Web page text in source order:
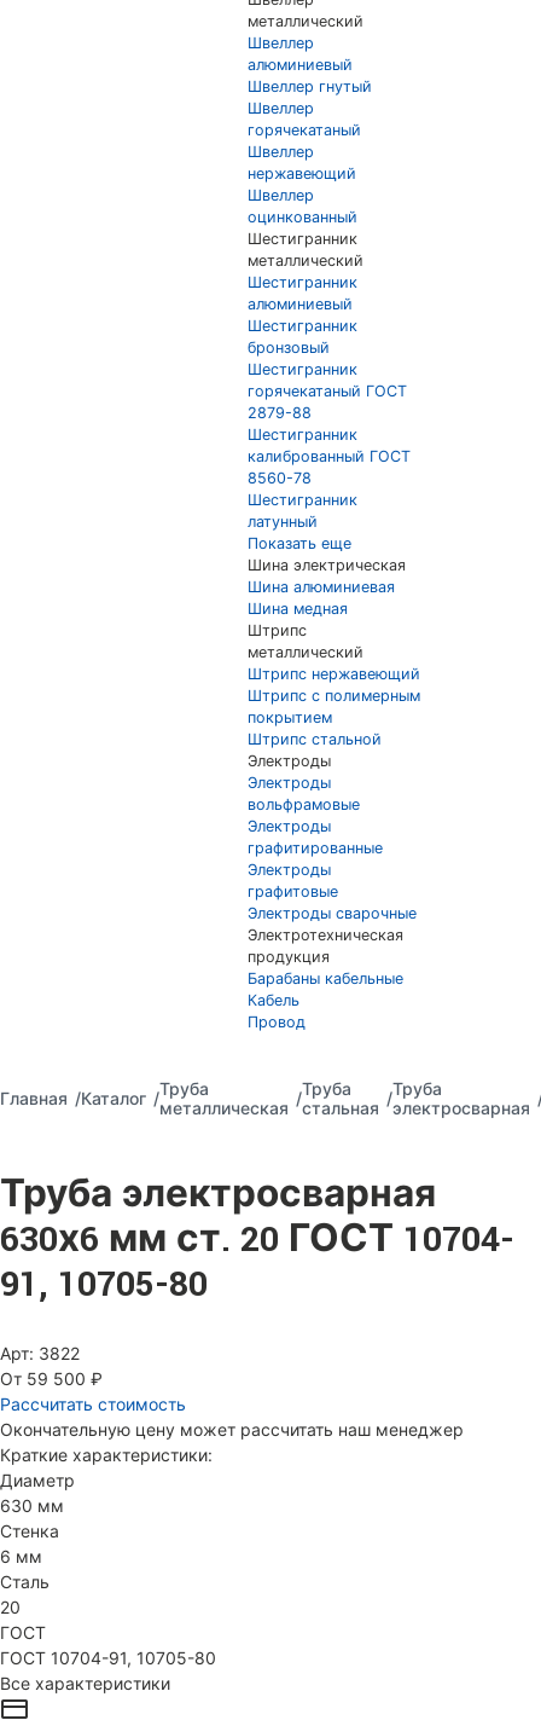
металлический
Швеллер
алюминиевый
Швеллер гнутый
Швеллер
горячекатаный
Швеллер
нержавеющий
Швеллер
оцинкованный
Шестигранник
металлический
Шестигранник
алюминиевый
Шестигранник
бронзовый
Шестигранник
горячекатаный ГОСТ
2879-88
Шестигранник
калиброванный ГОСТ
8560-78
Шестигранник
латунный
Показать еще
Шина электрическая
Шина алюминиевая
Шина медная
Штрипс
металлический
Штрипс нержавеющий
Штрипс с полимерным
покрытием
Штрипс стальной
Электроды
Электроды
вольфрамовые
Электроды
графитированные
Электроды
графитовые
Электроды сварочные
Электротехническая
продукция
Барабаны кабельные
Кабель
Провод
Главная Каталог
Труба
металлическая
Труба
стальная
Труба
электросварная
Труба электросварная
630х6 мм ст. 20 ГОСТ 10704-
91, 10705-80
Арт: 3822
От 59 500 ₽
Рассчитать стоимость
Окончательную цену может рассчитать наш менеджер
Краткие характеристики:
Диаметр
630 мм
Стенка
6 мм
Сталь
20
ГОСТ
ГОСТ 10704-91, 10705-80
Все характеристики